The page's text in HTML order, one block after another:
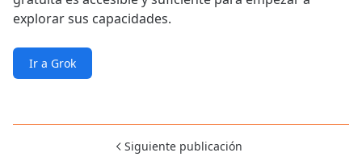
explorar sus capacidades.
Ir a Grok
Siguiente publicación